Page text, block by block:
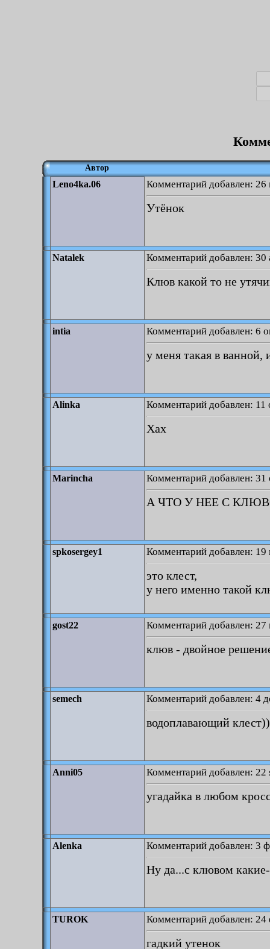
Автор
Leno4ka.06 Комментарий добавлен:
Утёнок
Natalek Комментарий добавлен: 30
Клюв какой то не
intia Комментарий добавлен: 6
у меня такая в ванной,
Alinka Комментарий добавлен: 11
Хах
Marincha Комментарий добавлен: 31
А ЧТО У НЕЕ С
spkosergey1 Комментарий добавлен: 19
это клест,
у него именно такой
gost22 Комментарий добавлен: 27
клюв - двойное
semech Комментарий добавлен: 4
водоплавающий
Anni05 Комментарий добавлен: 22
угадайка в любом
Alenka Комментарий добавлен: 3
Ну да...с клювом
TUROK Комментарий добавлен: 24
гадкий утенок